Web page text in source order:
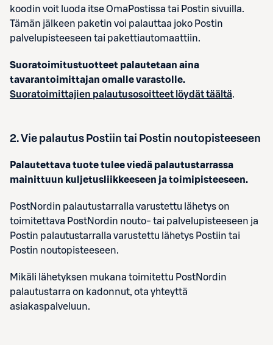
koodin voit luoda itse OmaPostissa tai Postin sivuilla.
Tämän jälkeen paketin voi palauttaa joko Postin
palvelupisteeseen tai pakettiautomaattiin.
Suoratoimitustuotteet palautetaan aina
tavarantoimittajan omalle varastolle.
Suoratoimittajien palautusosoitteet löydät täältä.
2. Vie palautus Postiin tai Postin noutopisteeseen
Palautettava tuote tulee viedä palautustarrassa
mainittuun kuljetusliikkeeseen ja toimipisteeseen.
PostNordin palautustarralla varustettu lähetys on
toimitettava PostNordin nouto‑ tai palvelupisteeseen ja
Postin palautustarralla varustettu lähetys Postiin tai
Postin noutopisteeseen.
Mikäli lähetyksen mukana toimitettu PostNordin
palautustarra on kadonnut, ota yhteyttä
asiakaspalveluun.